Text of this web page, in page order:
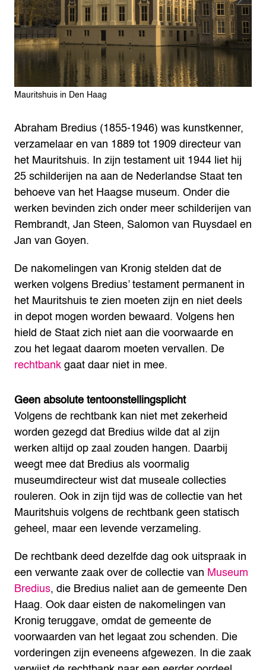
Mauritshuis in Den Haag
Abraham Bredius (1855-1946) was kunstkenner,
verzamelaar en van 1889 tot 1909 directeur van
het Mauritshuis. In zijn testament uit 1944 liet hij
25 schilderijen na aan de Nederlandse Staat ten
behoeve van het Haagse museum. Onder die
werken bevinden zich onder meer schilderijen van
Rembrandt, Jan Steen, Salomon van Ruysdael en
Jan van Goyen.
De nakomelingen van Kronig stelden dat de
werken volgens Bredius’ testament permanent in
het Mauritshuis te zien moeten zijn en niet deels
in depot mogen worden bewaard. Volgens hen
hield de Staat zich niet aan die voorwaarde en
zou het legaat daarom moeten vervallen. De
rechtbankgaat daar niet in mee.
Geen absolute tentoonstellingsplicht
Volgens de rechtbank kan niet met zekerheid
worden gezegd dat Bredius wilde dat al zijn
werken altijd op zaal zouden hangen. Daarbij
weegt mee dat Bredius als voormalig
museumdirecteur wist dat museale collecties
rouleren. Ook in zijn tijd was de collectie van het
Mauritshuis volgens de rechtbank geen statisch
geheel, maar een levende verzameling.
De rechtbank deed dezelfde dag ook uitspraak in
een verwante zaak over de collectie van Museum
Bredius, die Bredius naliet aan de gemeente Den
Haag. Ook daar eisten de nakomelingen van
Kronig teruggave, omdat de gemeente de
voorwaarden van het legaat zou schenden. Die
vorderingen zijn eveneens afgewezen. In die zaak